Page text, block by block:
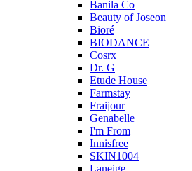
Banila Co
Beauty of Joseon
Bioré
BIODANCE
Cosrx
Dr. G
Etude House
Farmstay
Fraijour
Genabelle
I'm From
Innisfree
SKIN1004
Laneige